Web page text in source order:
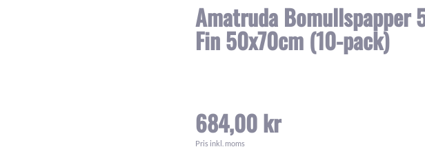
Amatruda Bomullspapper
Fin 50x70cm (10-pack)
684,00 kr
Pris inkl. moms